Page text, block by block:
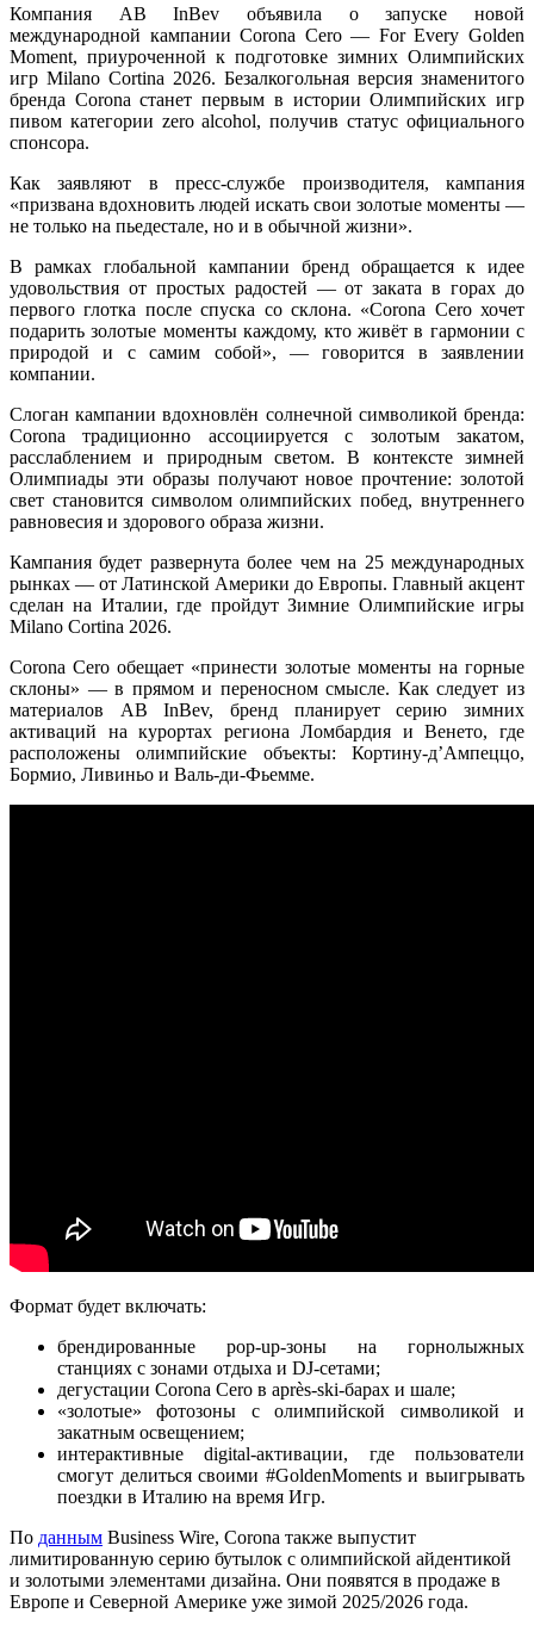
Компания AB InBev объявила о запуске новой
международной кампании Corona Cero — For Every Golden
Moment, приуроченной к подготовке зимних Олимпийских
игр Milano Cortina 2026. Безалкогольная версия знаменитого
бренда Corona станет первым в истории Олимпийских игр
пивом категории zero alcohol, получив статус официального
спонсора.
Как заявляют в пресс-службе производителя, кампания
«призвана вдохновить людей искать свои золотые моменты —
не только на пьедестале, но и в обычной жизни».
В рамках глобальной кампании бренд обращается к идее
удовольствия от простых радостей — от заката в горах до
первого глотка после спуска со склона. «Corona Cero хочет
подарить золотые моменты каждому, кто живёт в гармонии с
природой и с самим собой», — говорится в заявлении
компании.
Слоган кампании вдохновлён солнечной символикой бренда:
Corona традиционно ассоциируется с золотым закатом,
расслаблением и природным светом. В контексте зимней
Олимпиады эти образы получают новое прочтение: золотой
свет становится символом олимпийских побед, внутреннего
равновесия и здорового образа жизни.
Кампания будет развернута более чем на 25 международных
рынках — от Латинской Америки до Европы. Главный акцент
сделан на Италии, где пройдут Зимние Олимпийские игры
Milano Cortina 2026.
Corona Cero обещает «принести золотые моменты на горные
склоны» — в прямом и переносном смысле. Как следует из
материалов AB InBev, бренд планирует серию зимних
активаций на курортах региона Ломбардия и Венето, где
расположены олимпийские объекты: Кортину-д’Ампеццо,
Бормио, Ливиньо и Валь-ди-Фьемме.
Формат будет включать:
брендированные pop-up-зоны на горнолыжных
станциях с зонами отдыха и DJ-сетами;
дегустации Corona Cero в après-ski-барах и шале;
«золотые» фотозоны с олимпийской символикой и
закатным освещением;
интерактивные digital-активации, где пользователи
смогут делиться своими #GoldenMoments и выигрывать
поездки в Италию на время Игр.
По данным Business Wire, Corona также выпустит
лимитированную серию бутылок с олимпийской айдентикой
и золотыми элементами дизайна. Они появятся в продаже в
Европе и Северной Америке уже зимой 2025/2026 года.